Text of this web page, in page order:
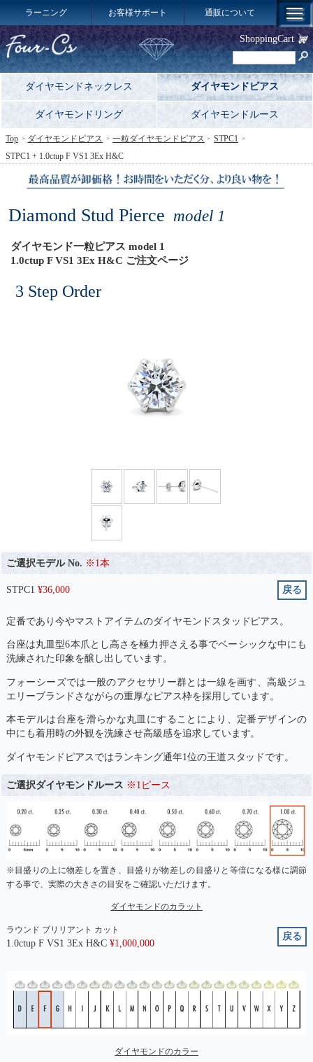
ラーニング お客様サポート 通販について
ダイヤモンドネックレス ダイヤモンドピアス
ダイヤモンドリング ダイヤモンドルース
Diamond Stud Pierce model 1
ダイヤモンド一粒ピアス model 1
1.0ctup F VS1 3Ex H&C ご注文ページ
3 Step Order
ご選択モデル No. ※1本
STPC1 ¥36,000 戻る
定番であり今やマストアイテムのダイヤモンドスタッドピアス。
台座は丸皿型6本爪とし高さを極力押さえる事でベーシックな中にも
洗練された印象を醸し出しています。
フォーシーズでは一般のアクセサリー群とは一線を画す、高級ジュ
エリーブランドさながらの重厚なピアス枠を採用しています。
本モデルは台座を滑らかな丸皿にすることにより、定番デザインの
中にも着用時の外観を洗練させ高級感を追求しています。
ダイヤモンドピアスではランキング通年1位の王道スタッドです。
ご選択ダイヤモンドルース ※1ピース
※目盛りの上に物差しを置き、目盛りが物差しの目盛りと等倍になる様に調節
する事で、実際の大きさの目安をご確認いただけます。
ダイヤモンドのカラット
ラウンド ブリリアント カット
1.0ctup F VS1 3Ex H&C ¥1,000,000
戻る
ダイヤモンドのカラー
Top ダイヤモンドピアス 一粒ダイヤモンドピアス
STPC1
STPC1 + 1.0ctup F VS1 3Ex H&C
ShoppingCart